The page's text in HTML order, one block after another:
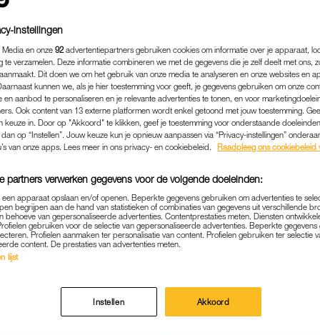
instellingen
en onze 92 advertentiepartners gebruiken cookies om informatie over je apparaat,
te verzamelen. Deze informatie combineren we met de gegevens die je zelf deelt met ons,
Dit doen we om het gebruik van onze media te analyseren en onze websites en
kunnen we, als je hier toestemming voor geeft, je gegevens gebruiken om onze
en aanbod te personaliseren en je relevante advertenties te tonen, en voor
Ook content van 13 externe platformen wordt enkel getoond met jouw toestemming.
keuze in. Door op "Akkoord" te klikken, geef je toestemming voor onderstaande
op “Instellen”. Jouw keuze kun je opnieuw aanpassen via “Privacy-instellingen”
van onze apps. Lees meer in ons privacy- en cookiebeleid.
Raadpleeg ons cookiebeleid
partners verwerken gegevens voor de volgende doeleinden:
apparaat opslaan en/of openen. Beperkte gegevens gebruiken om advertenties te
begrijpen aan de hand van statistieken of combinaties van gegevens uit verschillende
behoeve van gepersonaliseerde advertenties. Contentprestaties meten. Diensten
gebruiken voor de selectie van gepersonaliseerde advertenties. Beperkte
Profielen aanmaken ter personalisatie van content. Profielen gebruiken ter selectie
content. De prestaties van advertenties meten.
lijst
Instellen Akkoord